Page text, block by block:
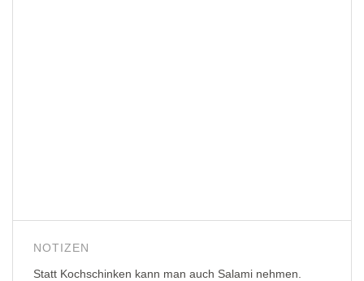
NOTIZEN
Statt Kochschinken kann man auch Salami nehmen.